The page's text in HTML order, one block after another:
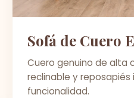
Sofá de Cuero
Cuero genuino de alta
reclinable y reposapiés
funcionalidad.